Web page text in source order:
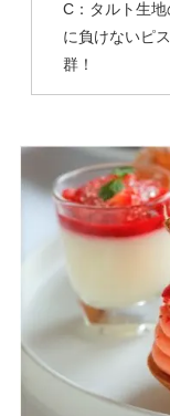
C：タルト生
に負けないピ
群！